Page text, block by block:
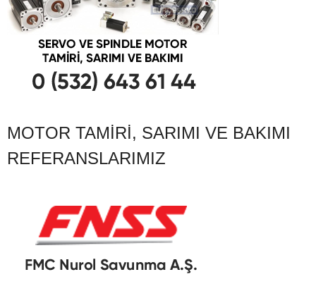
MOTOR TAMIRI, SARIMI VE BAKIMI
REFERANSLARIMIZ